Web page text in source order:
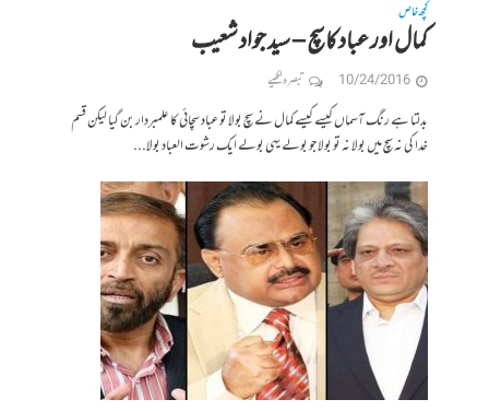
کچھ خاص
کمال اور عباد کا سچ – سید جواد شعیب
10/24/2016 تبصرہ لکھیے
بدلتا ہے رنگ آسماں کیسے کیسے کمال نے سچ بولا تو عباد سچائی کا علمبردار بن گیا لیکن قسم
خدا کی نہ سچ میں بولا نہ تو بولا جو بولے یہی بولے ایک رشوت العباد بولا...